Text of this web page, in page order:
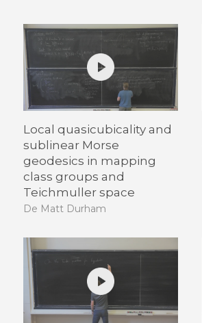
Local quasicubicality and
sublinear Morse
geodesics in mapping
class groups and
Teichmuller space
De Matt Durham